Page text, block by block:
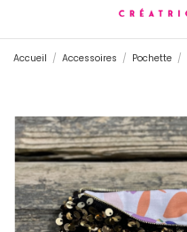
Accueil Accessoires Pochette